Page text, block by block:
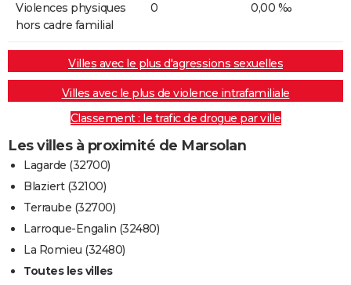
Violences physiques
hors cadre familial
0 0,00 ‰
Villes avec le plus d'agressions sexuelles
Villes avec le plus de violence intrafamiliale
Classement : le trafic de drogue par ville
Les villes à proximité de Marsolan
Lagarde (32700)
Blaziert (32100)
Terraube (32700)
Larroque-Engalin (32480)
La Romieu (32480)
Toutes les villes